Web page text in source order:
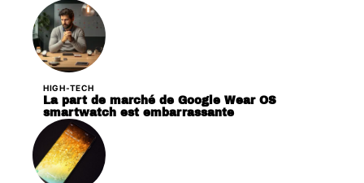
HIGH-TECH
La part de marché de Google Wear OS
smartwatch est embarrassante